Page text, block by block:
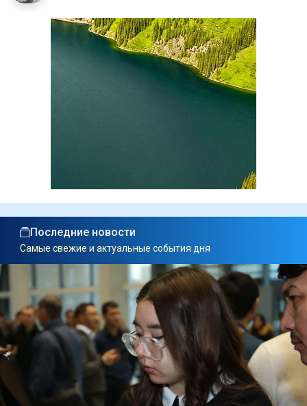
Последние новости
Самые свежие и актуальные события дня